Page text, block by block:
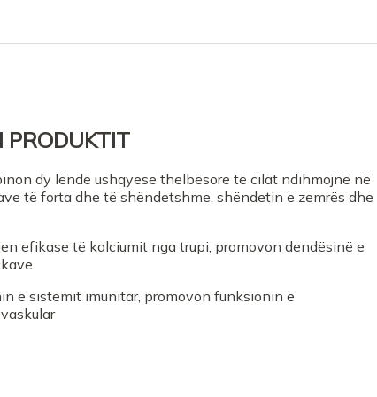
PRODUKTIT
dy lëndë ushqyese thelbësore të cilat ndihmojnë në
të forta dhe të shëndetshme, shëndetin e zemrës dhe
efikase të kalciumit nga trupi, promovon dendësinë e
e sistemit imunitar, promovon funksionin e